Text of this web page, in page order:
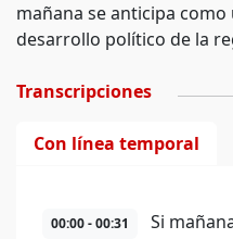
mañana se anticipa como
desarrollo político de la
Transcripciones
Con línea temporal
00:00 - 00:31
Si